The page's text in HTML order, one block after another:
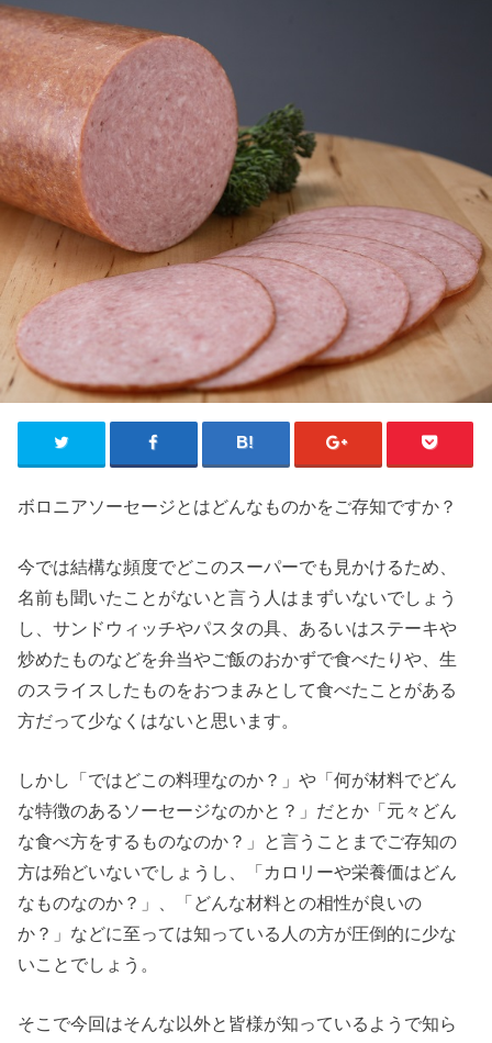
ボロニアソーセージとはどんなものかをご存知ですか？
今では結構な頻度でどこのスーパーでも見かけるため、
名前も聞いたことがないと言う人はまずいないでしょう
し、サンドウィッチやパスタの具、あるいはステーキや
炒めたものなどを弁当やご飯のおかずで食べたりや、生
のスライスしたものをおつまみとして食べたことがある
方だって少なくはないと思います。
しかし「ではどこの料理なのか？」や「何が材料でどん
な特徴のあるソーセージなのかと？」だとか「元々どん
な食べ方をするものなのか？」と言うことまでご存知の
方は殆どいないでしょうし、「カロリーや栄養価はどん
なものなのか？」、「どんな材料との相性が良いの
か？」などに至っては知っている人の方が圧倒的に少な
いことでしょう。
そこで今回はそんな以外と皆様が知っているようで知ら